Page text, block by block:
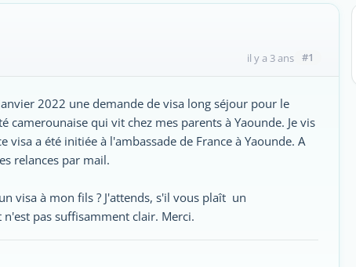
il y a 3 ans #1
2022 une demande de visa long séjour pour le
qui vit chez mes parents à Yaounde. Je vis
visa a été initiée à l'ambassade de France à Yaounde. A
relances par mail.
visa à mon fils ? J'attends, s'il vous plaît un
pas suffisamment clair. Merci.